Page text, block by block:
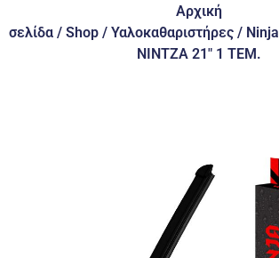
Αρχική
σελίδα / Shop / Υαλοκαθαριστήρες / Ninja
ΝΙΝΤΖΑ 21″ 1 ΤΕΜ.